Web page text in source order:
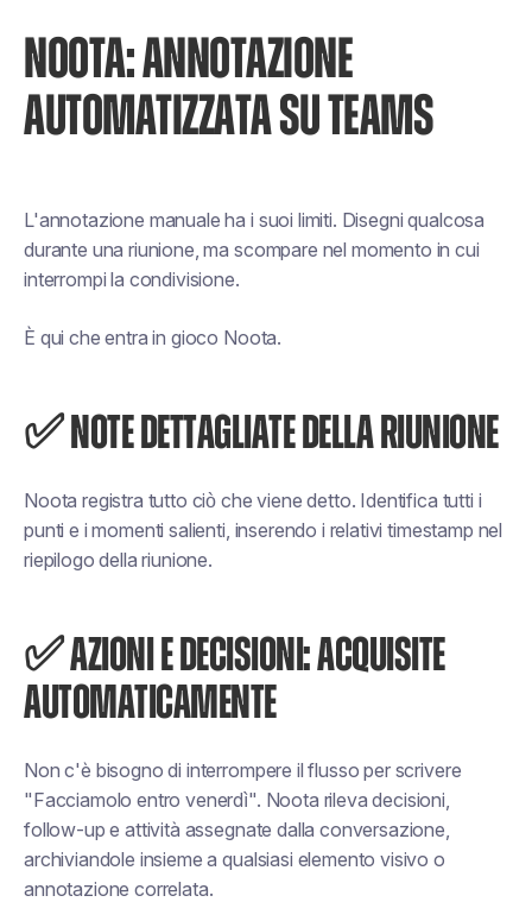
NOOTA: ANNOTAZIONE
AUTOMATIZZATA SU TEAMS
L'annotazione manuale ha i suoi limiti. Disegni qualcosa
durante una riunione, ma scompare nel momento in cui
interrompi la condivisione.
È qui che entra in gioco Noota.
✅ NOTE DETTAGLIATE DELLA RIUNIONE
Noota registra tutto ciò che viene detto. Identifica tutti i
punti e i momenti salienti, inserendo i relativi timestamp nel
riepilogo della riunione.
✅ AZIONI E DECISIONI: ACQUISITE
AUTOMATICAMENTE
Non c'è bisogno di interrompere il flusso per scrivere
"Facciamolo entro venerdì". Noota rileva decisioni,
follow-up e attività assegnate dalla conversazione,
archiviandole insieme a qualsiasi elemento visivo o
annotazione correlata.